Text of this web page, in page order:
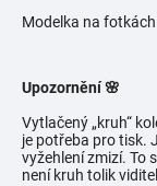
Modelka na
Upozornění 🌸
Vytlačený „kruh“
je potřeba pro tisk.
vyžehlení zmizí. To
není kruh tolik